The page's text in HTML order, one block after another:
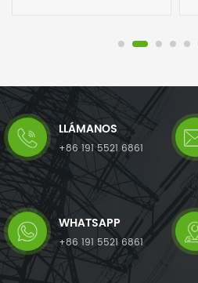
principalmente para mejorar
LLÁMANOS
+86 191 5521 6861
WHATSAPP
+86 191 5521 6861